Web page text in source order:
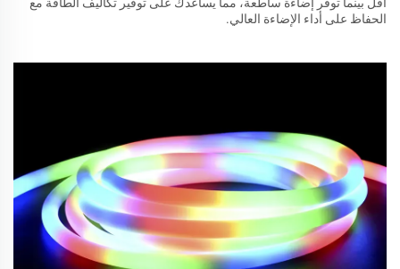
الحفاظ على أداء الإضاءة العالي.